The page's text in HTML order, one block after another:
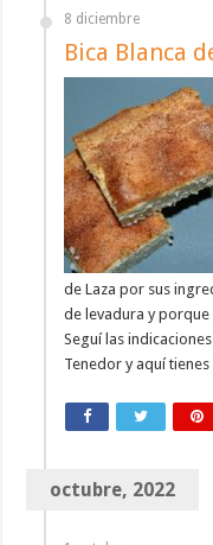
8 diciembre
Bica Blanca
de Laza por sus
de levadura y
Seguí las
Tenedor y aquí
octubre, 2022